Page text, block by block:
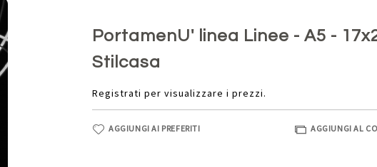
PortamenU' linea Linee - A5 -
Stilcasa
Registrati per visualizzare i prezzi.
AGGIUNGI AI PREFERITI AGGIUNGI AL